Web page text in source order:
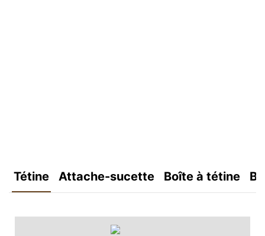
Tétine Attache-sucette Boîte à tétine